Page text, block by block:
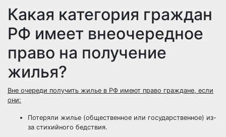
Какая категория граждан
РФ имеет внеочередное
право на получение
жилья?
Вне очереди получить жилье в РФ имеют право граждане, если
они:
Потеряли жилье (общественное или государственное) из-
за стихийного бедствия.